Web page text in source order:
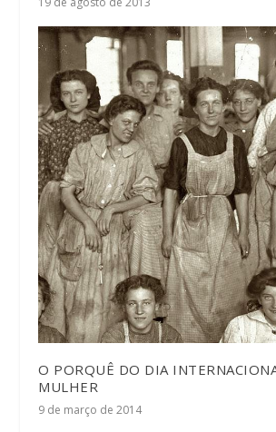
O PORQUÊ DO DIA
MULHER
9 de março de 2014